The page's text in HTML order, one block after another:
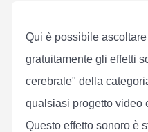
Qui è possibile
gratuitamente gli effetti
cerebrale" della
qualsiasi progetto video
Questo effetto sonoro è